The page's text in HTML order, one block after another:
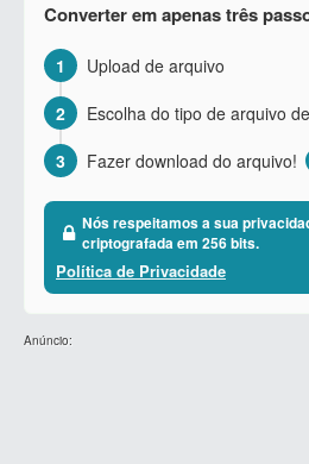
Converter em apenas três
1
Upload de arquivo
2
Escolha do tipo de arquivo
3
Fazer download do arquivo!
Nós respeitamos a sua
criptografada em 256 bits.
Política de Privacidade
Anúncio: